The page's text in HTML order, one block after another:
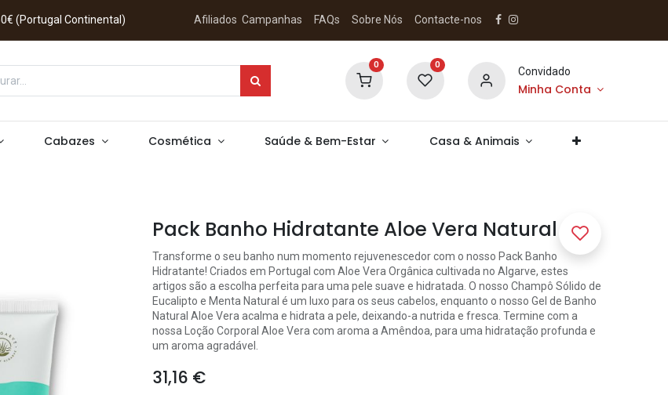
>60€ (Portugal Continental) Afiliados Campanhas FAQs Sobre Nós Contacte-nos
0 0
Convidado
Minha Conta
Cabazes Cosmética Saúde & Bem-Estar Casa & Animais
Pack Banho Hidratante Aloe Vera Natural
Transforme o seu banho num momento rejuvenescedor com o nosso Pack Banho
Hidratante! Criados em Portugal com Aloe Vera Orgânica cultivada no Algarve, estes
artigos são a escolha perfeita para uma pele suave e hidratada. O nosso Champô Sólido de
Eucalipto e Menta Natural é um luxo para os seus cabelos, enquanto o nosso Gel de Banho
Natural Aloe Vera acalma e hidrata a pele, deixando-a nutrida e fresca. Termine com a
nossa Loção Corporal Aloe Vera com aroma a Amêndoa, para uma hidratação profunda e
um aroma agradável.
31,16 €